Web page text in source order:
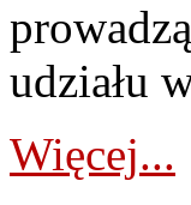
udziału
Więcej...